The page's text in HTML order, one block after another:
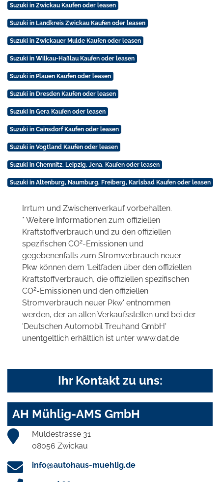
Suzuki in Zwickau Kaufen oder leasen
Suzuki in Landkreis Zwickau Kaufen oder leasen
Suzuki in Zwickauer Mulde Kaufen oder leasen
Suzuki in Wilkau-Haßlau Kaufen oder leasen
Suzuki in Plauen Kaufen oder leasen
Suzuki in Dresden Kaufen oder leasen
Suzuki in Gera Kaufen oder leasen
Suzuki in Cainsdorf Kaufen oder leasen
Suzuki in Vogtland Kaufen oder leasen
Suzuki in Chemnitz, Leipzig, Jena, Kaufen oder leasen
Suzuki in Altenburg, Naumburg, Freiberg, Karlsbad Kaufen oder leasen
Irrtum und Zwischenverkauf vorbehalten.
* Weitere Informationen zum offiziellen
Kraftstoffverbrauch und zu den offiziellen
spezifischen CO2-Emissionen und
gegebenenfalls zum Stromverbrauch neuer
Pkw können dem 'Leitfaden über den offiziellen
Kraftstoffverbrauch, die offiziellen spezifischen
CO2-Emissionen und den offiziellen
Stromverbrauch neuer Pkw' entnommen
werden, der an allen Verkaufsstellen und bei der
'Deutschen Automobil Treuhand GmbH'
unentgeltlich erhältlich ist unter www.dat.de.
Ihr Kontakt zu uns:
AH Mühlig-AMS GmbH
Muldestrasse 31
08056 Zwickau
info@autohaus-muehlig.de